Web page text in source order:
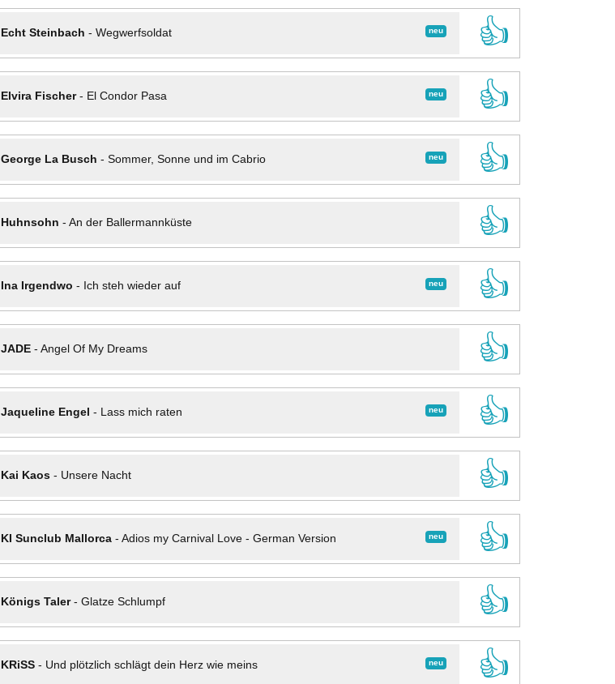
neu
Echt Steinbach - Wegwerfsoldat
👍
neu
Elvira Fischer- El Condor Pasa
👍
neu
George La Busch - Sommer, Sonne und im Cabrio
👍
Huhnsohn - An der Ballermannküste
👍
neu
Ina Irgendwo - Ich steh wieder auf
👍
JADE- Angel Of My Dreams
👍
neu
Jaqueline Engel - Lass mich raten
👍
Kai Kaos- Unsere Nacht
👍
neu
KI Sunclub Mallorca- Adios my Carnival Love - German Version
👍
Königs Taler- Glatze Schlumpf
👍
neu
KRiSS- Und plötzlich schlägt dein Herz wie meins
👍